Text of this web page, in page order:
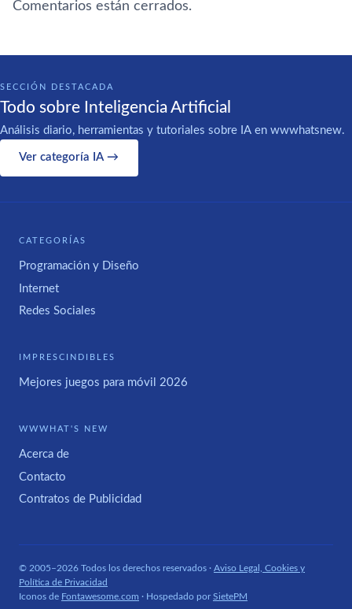
Comentarios están cerrados.
SECCIÓN DESTACADA
Todo sobre Inteligencia Artificial
Análisis diario, herramientas y tutoriales sobre IA en wwwhatsnew.
Ver categoría IA →
CATEGORÍAS
Programación y Diseño
Internet
Redes Sociales
IMPRESCINDIBLES
Mejores juegos para móvil 2026
WWWHAT'S NEW
Acerca de
Contacto
Contratos de Publicidad
© 2005–2026 Todos los derechos reservados · Aviso Legal, Cookies y
Política de Privacidad
Iconos de Fontawesome.com · Hospedado porSietePM